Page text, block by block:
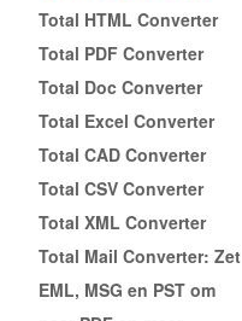
Total HTML Converter
Total PDF Converter
Total Doc Converter
Total Excel Converter
Total CAD Converter
Total CSV Converter
Total XML Converter
Total Mail Converter: Zet
EML, MSG en PST om